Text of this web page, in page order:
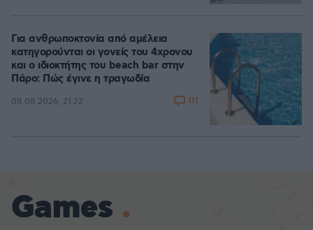
Για ανθρωποκτονία από αμέλεια
κατηγορούνται οι γονείς του 4χρονου
και ο ιδιοκτήτης του beach bar στην
Πάρο: Πώς έγινε η τραγωδία
08.08.2026, 21:22 111
Games